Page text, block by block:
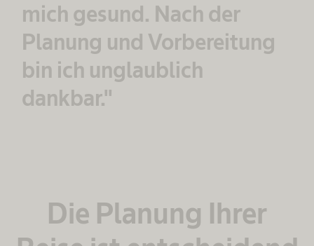
mich gesund. Nach der
Planung und Vorbereitung
bin ich unglaublich
dankbar."
Die Planung Ihrer